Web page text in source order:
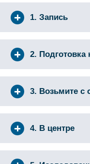
1. Запись
2. Подготовка
3. Возьмите с
4. В центре